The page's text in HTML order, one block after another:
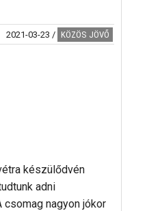
2021-03-23 / KÖZÖS JÖVŐ
készülődvén
adni
csomag nagyon jókor